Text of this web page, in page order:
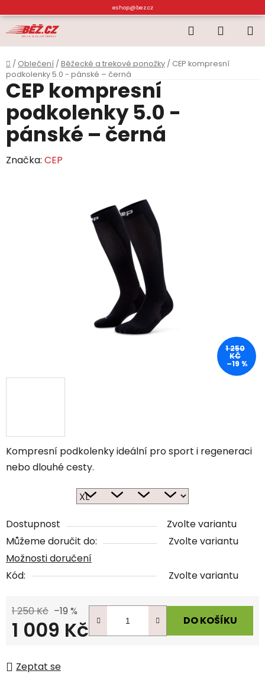
na
obsah
eshop@bez.cz
Hledat
KOŠÍK
Domů
/ Oblečení / Běžecké a trekové ponožky / CEP kompresní
podkolenky 5.0 - pánské – černá
Kompresní podkolenky ideální pro sport i regeneraci
nebo dlouhé cesty.
Dostupnost
Zvolte variantu
Můžeme doručit do:
Zvolte variantu
Možnosti doručení
Kód:
Zvolte variantu
1 250 Kč –19 %
1 009 Kč DO KOŠÍKU
Zeptat se
CEP kompresní
podkolenky 5.0 -
pánské – černá
Značka: CEP
1 250
KČ
–19 %